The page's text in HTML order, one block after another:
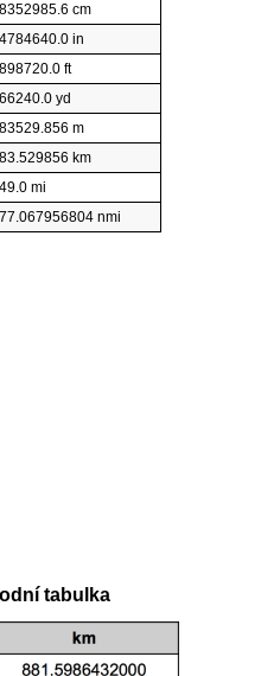
cm
in
ft
yd
m
km
mi
nmi
tabulka